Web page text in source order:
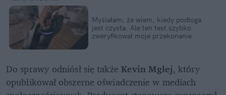
Myślałam, że wiem, kiedy podłoga
jest czysta. Ale ten test szybko
zweryfikował moje przekonanie
Do sprawy odniósł się także Kevin Mglej, który
opublikował obszerne oświadczenie w mediach